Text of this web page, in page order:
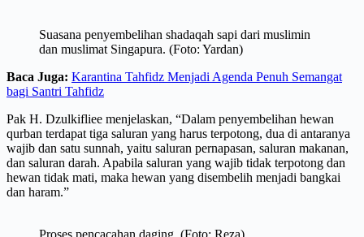
Suasana penyembelihan shadaqah sapi dari muslimin
dan muslimat Singapura. (Foto: Yardan)
Baca Juga: Karantina Tahfidz Menjadi Agenda Penuh Semangat
bagi Santri Tahfidz
Pak H. Dzulkifliee menjelaskan, “Dalam penyembelihan hewan
qurban terdapat tiga saluran yang harus terpotong, dua di antaranya
wajib dan satu sunnah, yaitu saluran pernapasan, saluran makanan,
dan saluran darah. Apabila saluran yang wajib tidak terpotong dan
hewan tidak mati, maka hewan yang disembelih menjadi bangkai
dan haram.”
Proses pencacahan daging. (Foto: Reza)